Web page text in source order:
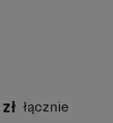
zł łącznie